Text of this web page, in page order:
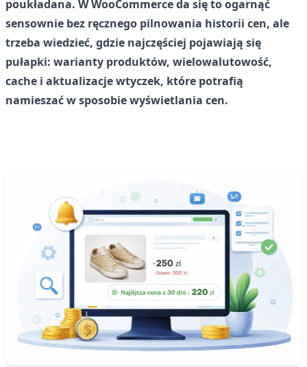
poukładana. W WooCommerce da się to ogarnąć
sensownie bez ręcznego pilnowania historii cen, ale
trzeba wiedzieć, gdzie najczęściej pojawiają się
pułapki: warianty produktów, wielowalutowość,
cache i aktualizacje wtyczek, które potrafią
namieszać w sposobie wyświetlania cen.